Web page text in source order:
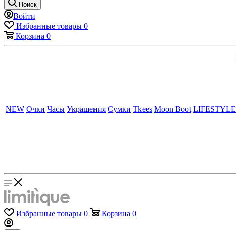
Поиск
Войти
Избранные товары 0
Корзина 0
NEW Очки Часы Украшения Сумки Tkees Moon Boot LIFESTYLE
Избранные товары 0 Корзина 0